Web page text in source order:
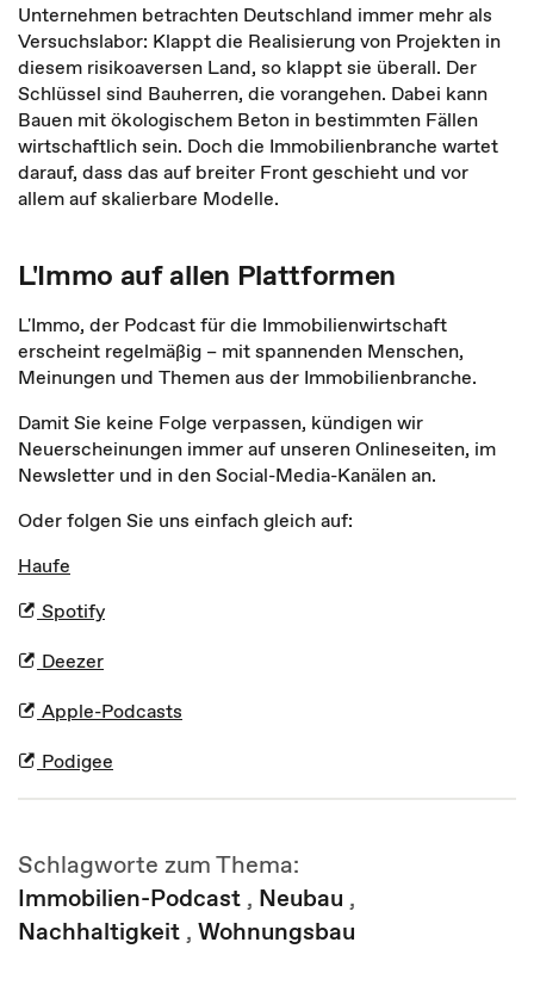
Unternehmen betrachten Deutschland immer mehr als
Versuchslabor: Klappt die Realisierung von Projekten in
diesem risikoaversen Land, so klappt sie überall. Der
Schlüssel sind Bauherren, die vorangehen. Dabei kann
Bauen mit ökologischem Beton in bestimmten Fällen
wirtschaftlich sein. Doch die Immobilienbranche wartet
darauf, dass das auf breiter Front geschieht und vor
allem auf skalierbare Modelle.
L'Immo auf allen Plattformen
L'Immo, der Podcast für die Immobilienwirtschaft
erscheint regelmäßig – mit spannenden Menschen,
Meinungen und Themen aus der Immobilienbranche.
Damit Sie keine Folge verpassen, kündigen wir
Neuerscheinungen immer auf unseren Onlineseiten, im
Newsletter und in den Social-Media-Kanälen an.
Oder folgen Sie uns einfach gleich auf:
Haufe
Spotify
Deezer
Apple-Podcasts
Podigee
Schlagworte zum Thema:
Immobilien-Podcast , Neubau ,
Nachhaltigkeit , Wohnungsbau